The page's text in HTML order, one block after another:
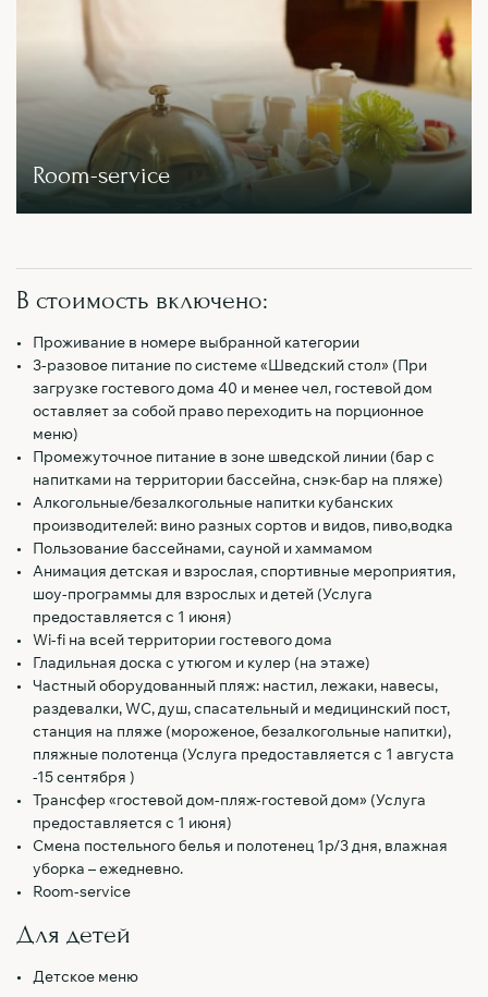
Room-service
В стоимость включено:
Проживание в номере выбранной категории
3-разовое питание по системе «Шведский стол» (При
загрузке гостевого дома 40 и менее чел, гостевой дом
оставляет за собой право переходить на порционное
меню)
Промежуточное питание в зоне шведской линии (бар с
напитками на территории бассейна, снэк-бар на пляже)
Алкогольные/безалкогольные напитки кубанских
производителей: вино разных сортов и видов, пиво,водка
Пользование бассейнами, сауной и хаммамом
Анимация детская и взрослая, спортивные мероприятия,
шоу-программы для взрослых и детей (Услуга
предоставляется с 1 июня)
Wi-fi на всей территории гостевого дома
Гладильная доска с утюгом и кулер (на этаже)
Частный оборудованный пляж: настил, лежаки, навесы,
раздевалки, WC, душ, спасательный и медицинский пост,
станция на пляже (мороженое, безалкогольные напитки),
пляжные полотенца (Услуга предоставляется с 1 августа
-15 сентября )
Трансфер «гостевой дом-пляж-гостевой дом» (Услуга
предоставляется с 1 июня)
Смена постельного белья и полотенец 1р/3 дня, влажная
уборка – ежедневно.
Room-service
Для детей
Детское меню